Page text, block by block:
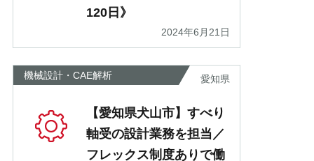
120日》
2024年6月21日
機械設計・CAE解析 愛知県
【愛知県犬山市】すべり
軸受の設計業務を担当／
フレックス制度ありで働